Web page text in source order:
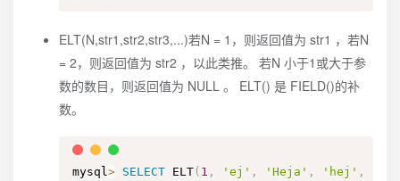
ELT(N,str1,str2,str3,...)若N = 1，则返回值为 str1 ，若N
= 2，则返回值为 str2 ，以此类推。 若N 小于1或大于参
数的数目，则返回值为 NULL 。 ELT() 是 FIELD()的补
数。
mysql> SELECT ELT ( 1 , 'ej' , 'Heja' , 'hej' ,